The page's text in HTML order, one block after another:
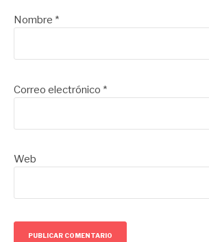
Nombre *
Correo electrónico *
Web